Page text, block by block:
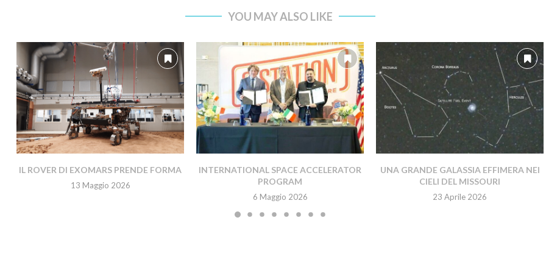
YOU MAY ALSO LIKE
IL ROVER DI EXOMARS PRENDE FORMA
13 Maggio 2026
INTERNATIONAL SPACE ACCELERATOR
PROGRAM
6 Maggio 2026
UNA GRANDE GALASSIA EFFIMERA NEI
CIELI DEL MISSOURI
23 Aprile 2026